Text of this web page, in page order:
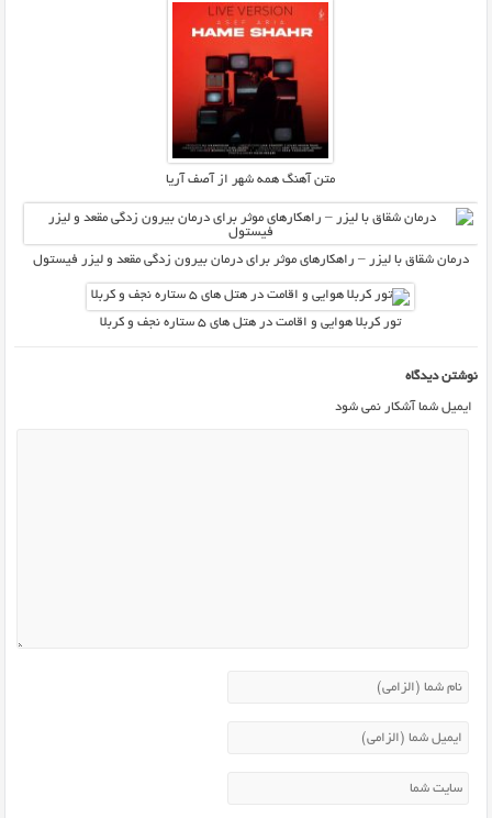
متن آهنگ همه شهر از آصف آریا
درمان شقاق با لیزر – راهکارهای موثر برای درمان بیرون زدگی مقعد و لیزر فیستول
تور کربلا هوایی و اقامت در هتل های ۵ ستاره نجف و کربلا
نوشتن دیدگاه
ایمیل شما آشکار نمی شود